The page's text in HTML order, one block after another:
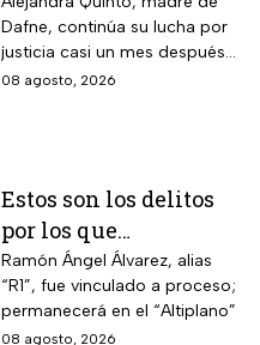
Dafne, continúa su lucha por
justicia casi un mes después
del fallecimiento de su hija.
08 agosto, 2026
Estos son los delitos
por los que
vincularon a proceso
al “R1″, presunto autor
intelectual del
Ramón Ángel Álvarez, alias
“R1”, fue vinculado a proceso;
permanecerá en el “Altiplano”
08 agosto, 2026